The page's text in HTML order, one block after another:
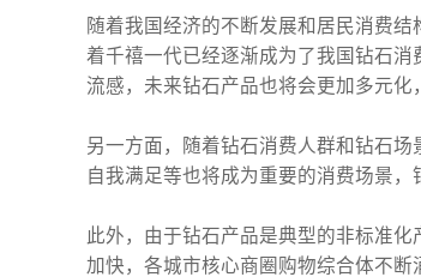
随着我国经济的不断发展和居民消费
着千禧一代已经逐渐成为了我国钻石
流感，未来钻石产品也将会更加多元化
另一方面，随着钻石消费人群和钻石
自我满足等也将成为重要的消费场景，
此外，由于钻石产品是典型的非标准
加快，各城市核心商圈购物综合体不